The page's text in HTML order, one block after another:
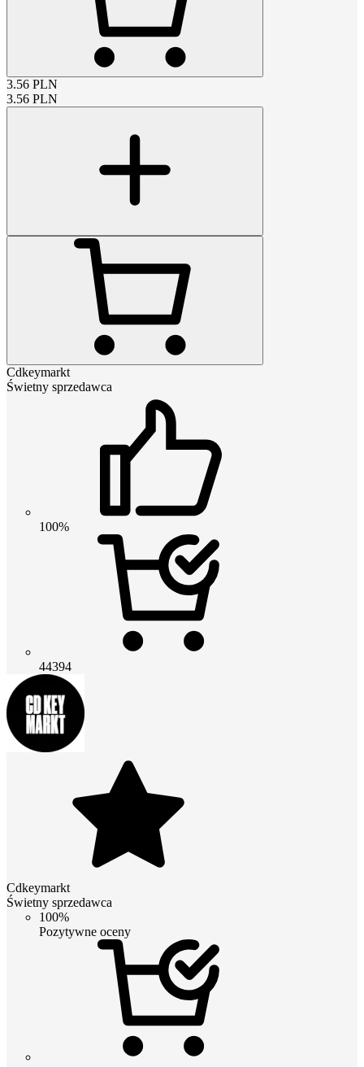
3.56 PLN
3.56 PLN
Cdkeymarkt
Świetny sprzedawca
100%
44394
Cdkeymarkt
Świetny sprzedawca
100%
Pozytywne oceny